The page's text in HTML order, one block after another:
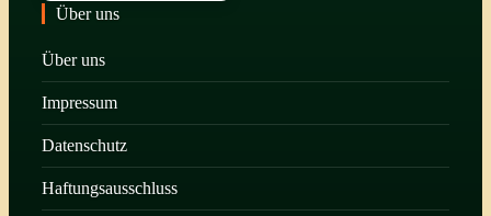
Über uns
Über uns
Impressum
Datenschutz
Haftungsausschluss